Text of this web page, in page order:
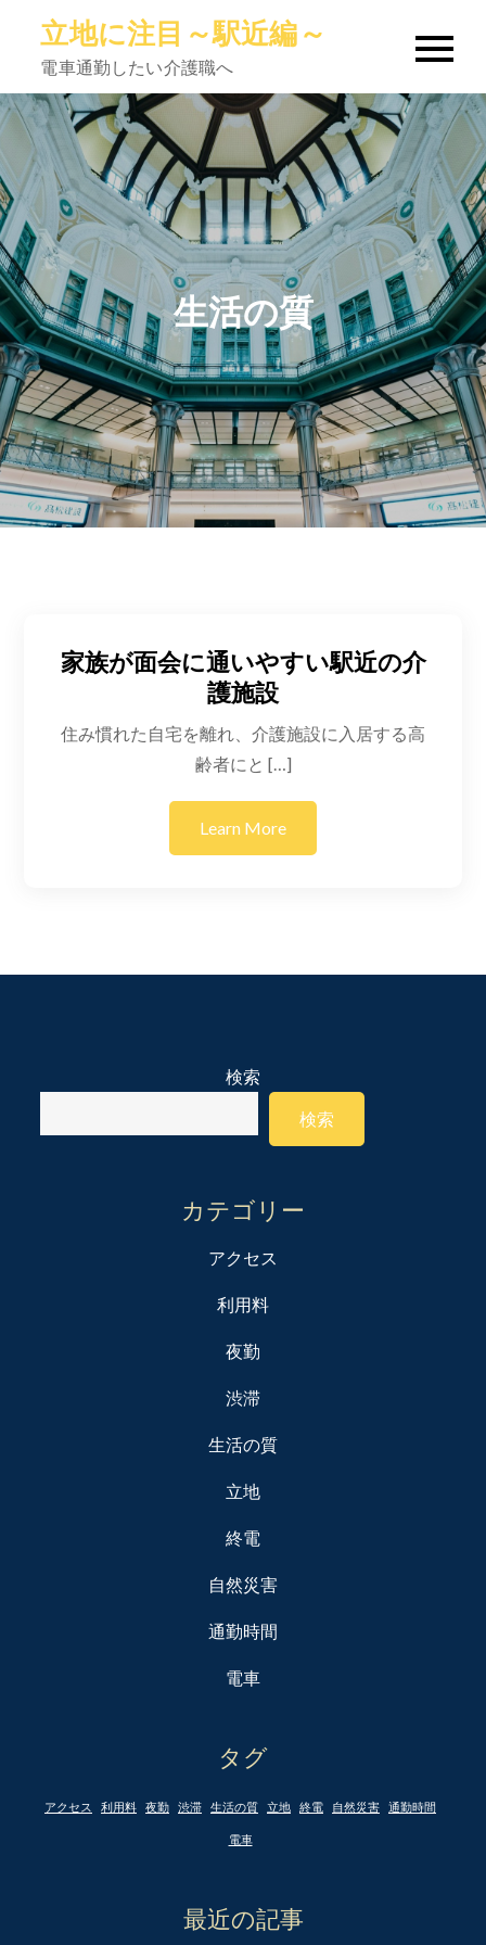
content
立地に注目～駅近編～
電車通勤したい介護職へ
生活の質
家族が面会に通いやすい駅近の介
護施設
住み慣れた自宅を離れ、介護施設に入居する高
齢者にと […]
Learn More
検索
検索
カテゴリー
アクセス
利用料
夜勤
渋滞
生活の質
立地
終電
自然災害
通勤時間
電車
タグ
アクセス 利用料 夜勤 渋滞 生活の質 立地 終電 自然災害 通勤時間
電車
最近の記事